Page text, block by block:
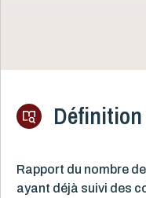
Rapport du nombre
ayant déjà suivi des